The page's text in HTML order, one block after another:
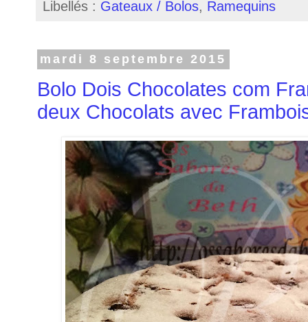
Libellés : Gateaux / Bolos, Ramequins
mardi 8 septembre 2015
Bolo Dois Chocolates com
deux Chocolats avec